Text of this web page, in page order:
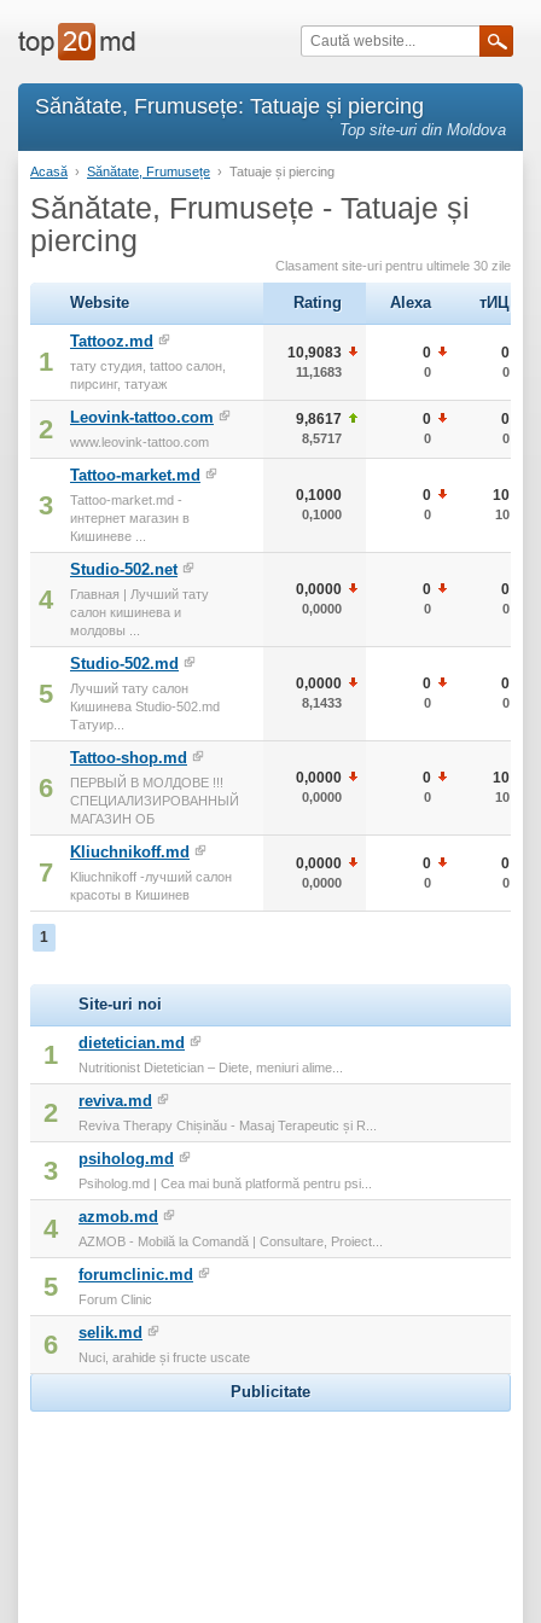
Sănătate, Frumusețe: Tatuaje și piercing
Top site-uri din Moldova
Acasă › Sănătate, Frumusețe › Tatuaje și piercing
Sănătate, Frumusețe - Tatuaje și
piercing
Clasament site-uri pentru ultimele 30 zile
Website Rating Alexa тИЦ
1
Tattooz.md
тату студия, tattoo салон,
пирсинг, татуаж
10,9083
11,1683
0
0
0
0
2 Leovink-tattoo.com
www.leovink-tattoo.com
9,8617
8,5717
0
0
0
0
3
Tattoo-market.md
Tattoo-market.md -
интернет магазин в
Кишиневе ...
0,1000
0,1000
0
0
10
10
4
Studio-502.net
Главная | Лучший тату
салон кишинева и
молдовы ...
0,0000
0,0000
0
0
0
0
5
Studio-502.md
Лучший тату салон
Кишинева Studio-502.md
Татуир...
0,0000
8,1433
0
0
0
0
6
Tattoo-shop.md
ПЕРВЫЙ В МОЛДОВЕ !!!
СПЕЦИАЛИЗИРОВАННЫЙ
МАГАЗИН ОБ
0,0000
0,0000
0
0
10
10
7
Kliuchnikoff.md
Kliuchnikoff -лучший салон
красоты в Кишинев
0,0000
0,0000
0
0
0
0
1
Site-uri noi
1 dietetician.md
Nutritionist Dietetician – Diete, meniuri alime...
2 reviva.md
Reviva Therapy Chișinău - Masaj Terapeutic și R...
3 psiholog.md
Psiholog.md | Cea mai bună platformă pentru psi...
4 azmob.md
AZMOB - Mobilă la Comandă | Consultare, Proiect...
5 forumclinic.md
Forum Clinic
6 selik.md
Nuci, arahide și fructe uscate
Publicitate